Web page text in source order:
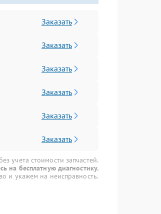
Заказать
Заказать
Заказать
Заказать
Заказать
Заказать
учета стоимости запчастей.
на бесплатную диагностику.
и укажем на неисправность.